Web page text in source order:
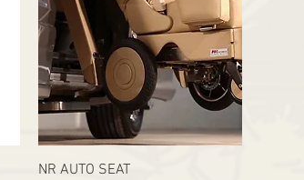
Quick View
NR AUTO SEAT